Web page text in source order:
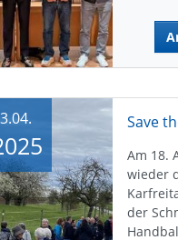
Am 18.
wieder
der